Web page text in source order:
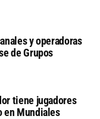
y operadoras
de Grupos
tiene jugadores
en Mundiales